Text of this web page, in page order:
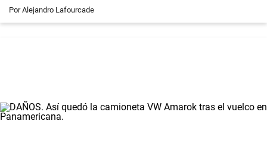
Por Alejandro Lafourcade